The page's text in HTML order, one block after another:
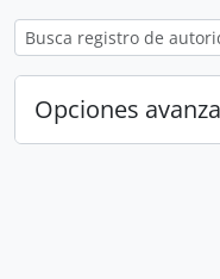
Opciones